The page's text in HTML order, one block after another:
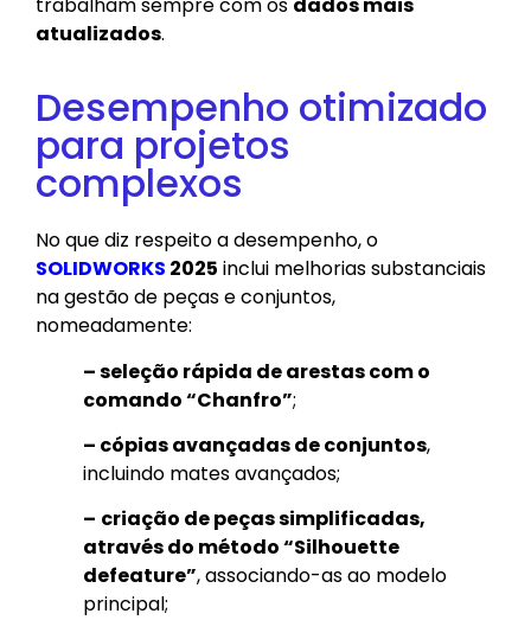
atualizados.
Desempenho otimizado
para projetos
complexos
No que diz respeito a desempenho, o
SOLIDWORKS 2025 inclui melhorias substanciais
na gestão de peças e conjuntos,
nomeadamente:
– seleção rápida de arestas com o
comando “Chanfro”;
– cópias avançadas de conjuntos,
incluindo mates avançados;
– criação de peças simplificadas,
através do método “Silhouette
defeature”, associando-as ao modelo
principal;